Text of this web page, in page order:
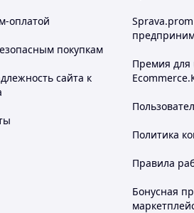
использовании распорного
оплатой
покупкам
сайта к
Премия для
Политика
Правила
Бонусная